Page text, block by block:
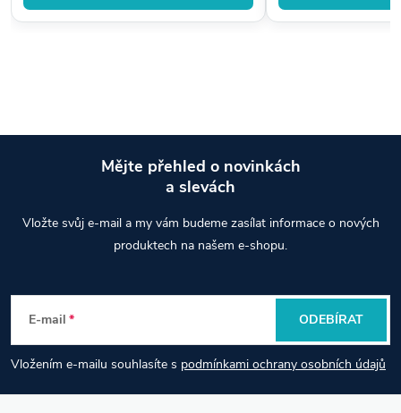
p
a
t
Mějte přehled o novinkách
a slevách
Vložte svůj e-mail a my vám budeme zasílat informace o nových
produktech na našem e-shopu.
E-mail
Vložením e-mailu souhlasíte s podmínkami ochrany osobních údajů
ODEBÍRAT